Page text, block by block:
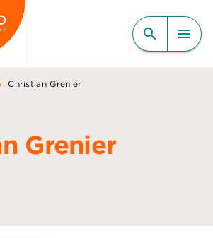
CONTENU
search menu
Christian Grenier
Grenier